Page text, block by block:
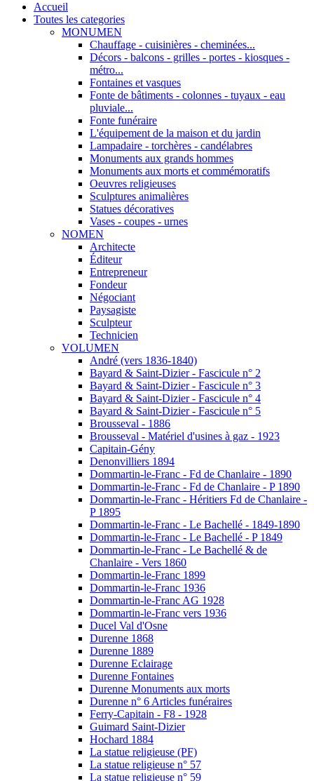
Accueil
Toutes les categories
MONUMEN
Chauffage - cuisinières - cheminées...
Décors - balcons - grilles - portes - kiosques -
métro...
Fontaines et vasques
Fonte de bâtiments - colonnes - tuyaux - eau
pluviale...
Fonte funéraire
L'équipement de la maison et du jardin
Lampadaire - torchères - candélabres
Monuments aux grands hommes
Monuments aux morts et commémoratifs
Oeuvres religieuses
Sculptures animalières
Statues décoratives
Vases - coupes - urnes
NOMEN
Architecte
Éditeur
Entrepreneur
Fondeur
Négociant
Paysagiste
Sculpteur
Technicien
VOLUMEN
André (vers 1836-1840)
Bayard & Saint-Dizier - Fascicule n° 2
Bayard & Saint-Dizier - Fascicule n° 3
Bayard & Saint-Dizier - Fascicule n° 4
Bayard & Saint-Dizier - Fascicule n° 5
Brousseval - 1886
Brousseval - Matériel d'usines à gaz - 1923
Capitain-Gény
Denonvilliers 1894
Dommartin-le-Franc - Fd de Chanlaire - 1890
Dommartin-le-Franc - Fd de Chanlaire - P 1890
Dommartin-le-Franc - Héritiers Fd de Chanlaire -
P 1895
Dommartin-le-Franc - Le Bachellé - 1849-1890
Dommartin-le-Franc - Le Bachellé - P 1849
Dommartin-le-Franc - Le Bachellé & de
Chanlaire - Vers 1860
Dommartin-le-Franc 1899
Dommartin-le-Franc 1936
Dommartin-le-Franc AG 1928
Dommartin-le-Franc vers 1936
Ducel Val d'Osne
Durenne 1868
Durenne 1889
Durenne Eclairage
Durenne Fontaines
Durenne Monuments aux morts
Durenne n° 6 Articles funéraires
Ferry-Capitain - F8 - 1928
Guimard Saint-Dizier
Hochard 1884
La statue religieuse (PF)
La statue religieuse n° 57
La statue religieuse n° 59